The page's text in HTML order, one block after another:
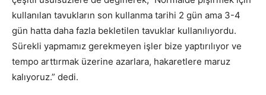
kullanılan tavukların son kullanma tarihi 2 gün ama 3-4
gün hatta daha fazla bekletilen tavuklar kullanılıyordu.
Sürekli yapmamız gerekmeyen işler bize yaptırılıyor ve
tempo arttırmak üzerine azarlara, hakaretlere maruz
kalıyoruz.” dedi.